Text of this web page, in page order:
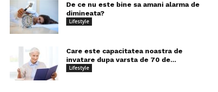
De ce nu este bine sa amani alarma de
dimineata?
Lifestyle
Care este capacitatea noastra de
invatare dupa varsta de 70 de...
Lifestyle